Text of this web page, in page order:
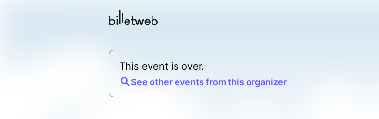
This event is over.
See other events from this organizer